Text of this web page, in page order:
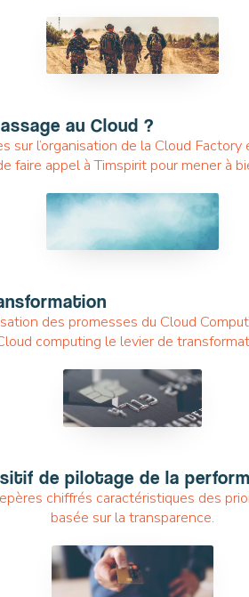
TRANSFORM TO CLOUD
au Cloud ?
sur l’organisation de la Cloud
faire appel à Timspirit pour mener à
TRANSFORM TO CLOUD
des promesses du Cloud
computing le levier de
AGILE XPERIENCE
de pilotage de la
chiffrés caractéristiques des
basée sur la transparence.
SERVICE EXCELLENCE